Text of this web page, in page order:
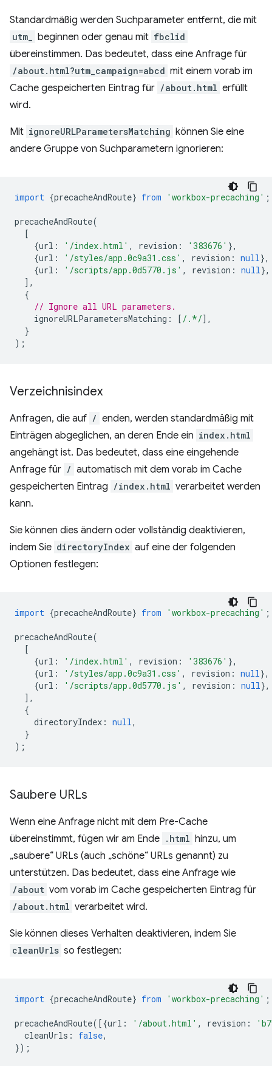
Standardmäßig werden Suchparameter entfernt, die mit
utm_ beginnen oder genau mit fbclid
übereinstimmen. Das bedeutet, dass eine Anfrage für
/about.html?utm_campaign=abcd mit einem vorab im
Cache gespeicherten Eintrag für /about.html erfüllt
wird.
Mit ignoreURLParametersMatching können Sie eine
andere Gruppe von Suchparametern ignorieren:
import {precacheAndRoute} from 'workbox-precaching' ;
precacheAndRoute(
[
{url : '/index.html' , revision : '383676' },
{url : '/styles/app.0c9a31.css' , revision : null},
{url : '/scripts/app.0d5770.js' , revision : null},
],
{
// Ignore all URL parameters.
ignoreURLParametersMatching : [ /.*/],
}
);
Verzeichnisindex
Anfragen, die auf / enden, werden standardmäßig mit
Einträgen abgeglichen, an deren Ende ein index.html
angehängt ist. Das bedeutet, dass eine eingehende
Anfrage für / automatisch mit dem vorab im Cache
gespeicherten Eintrag /index.html verarbeitet werden
kann.
Sie können dies ändern oder vollständig deaktivieren,
indem Sie directoryIndex auf eine der folgenden
Optionen festlegen:
import {precacheAndRoute} from 'workbox-precaching' ;
precacheAndRoute(
[
{url : '/index.html' , revision : '383676' },
{url : '/styles/app.0c9a31.css' , revision : null},
{url : '/scripts/app.0d5770.js' , revision : null},
],
{
directoryIndex : null,
}
);
Saubere URLs
Wenn eine Anfrage nicht mit dem Pre-Cache
übereinstimmt, fügen wir am Ende .html hinzu, um
„saubere“ URLs (auch „schöne“ URLs genannt) zu
unterstützen. Das bedeutet, dass eine Anfrage wie
/about vom vorab im Cache gespeicherten Eintrag für
/about.html verarbeitet wird.
Sie können dieses Verhalten deaktivieren, indem Sie
cleanUrls so festlegen:
import {precacheAndRoute} from 'workbox-precaching' ;
precacheAndRoute([{url : '/about.html' , revision :
cleanUrls : false,
});